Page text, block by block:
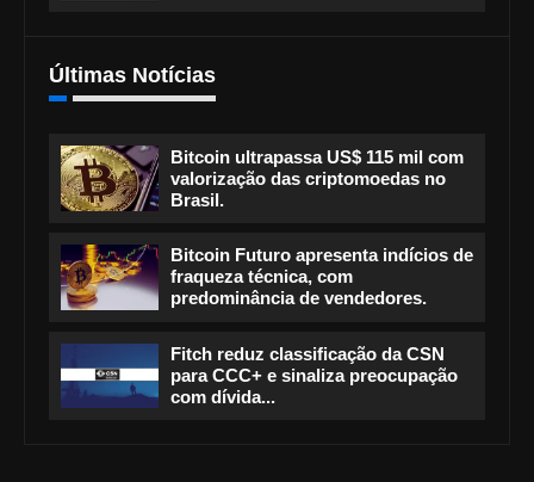
Últimas Notícias
Bitcoin ultrapassa US$ 115 mil com
valorização das criptomoedas no
Brasil.
Bitcoin Futuro apresenta indícios de
fraqueza técnica, com
predominância de vendedores.
Fitch reduz classificação da CSN
para CCC+ e sinaliza preocupação
com dívida...